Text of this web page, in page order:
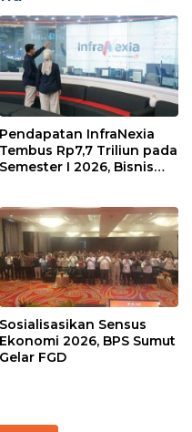
Pendapatan InfraNexia
Tembus Rp7,7 Triliun pada
Semester I 2026, Bisnis
Sosialisasikan Sensus
Ekonomi 2026, BPS Sumut
Gelar FGD